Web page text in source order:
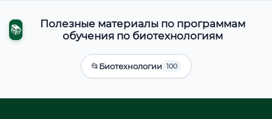
📚
Полезные материалы по программам
обучения по биотехнологиям
📂Биотехнологии 100